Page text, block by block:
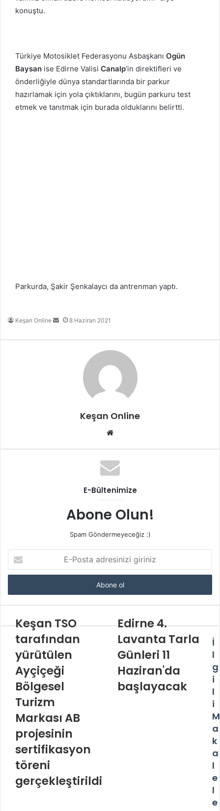
konuştu.
Türkiye Motosiklet Federasyonu Asbaşkanı Ogün
Baysan ise Edirne Valisi Canalp‘in direktifleri ve
önderliğiyle dünya standartlarında bir parkur
hazırlamak için yola çıktıklarını, bugün parkuru test
etmek ve tanıtmak için burada olduklarını belirtti.
Parkurda, Şakir Şenkalaycı da antrenman yaptı.
Keşan Online
Bir
posta
8 Haziran 2021
Keşan Online
Web
E-Bültenimize
Abone Olun!
Spam Göndermeyeceğiz :)
Posta
adresinizi
Keşan TSO
tarafından
yürütülen
Ayçiçeği
Bölgesel
Turizm
Markası AB
projesinin
sertifikasyon
töreni
gerçekleştirildi
Edirne 4.
Lavanta Tarla
Günleri 11
Haziran'da
başlayacak
İ
l
g
i
l
i
M
a
k
a
l
e
l
e